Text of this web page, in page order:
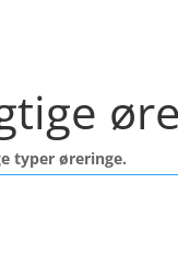
typer øreringe.